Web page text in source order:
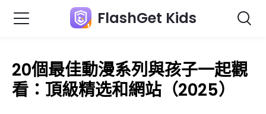
FlashGet Kids
20個最佳動漫系列與孩子一起觀
看：頂級精选和網站（2025）